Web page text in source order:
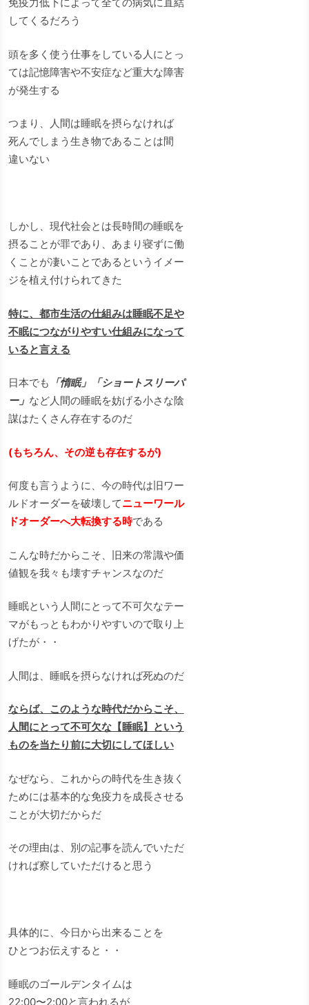
免疫力低下によって全ての病気に直結
してくるだろう
頭を多く使う仕事をしている人にとっ
ては記憶障害や不安症など重大な障害
が発生する
つまり、人間は睡眠を摂らなければ
死んでしまう生き物であることは間
違いない
しかし、現代社会とは長時間の睡眠を
摂ることが罪であり、あまり寝ずに働
くことが凄いことであるというイメー
ジを植え付けられてきた
特に、都市生活の仕組みは睡眠不足や
不眠につながりやすい仕組みになって
いると言える
日本でも
「惰眠」「ショートスリーパ
ー」 など人間の睡眠を妨げる小さな陰
謀はたくさん存在するのだ
(もちろん、その逆も存在するが)
何度も言うように、今の時代は旧ワー
ルドオーダーを破壊してニューワール
ドオーダーへ大転換する時である
こんな時だからこそ、旧来の常識や価
値観を我々も壊すチャンスなのだ
睡眠という人間にとって不可欠なテー
マがもっともわかりやすいので取り上
げたが・・
人間は、睡眠を摂らなければ死ぬのだ
ならば、このような時代だからこそ、
人間にとって不可欠な【睡眠】という
ものを当たり前に大切にしてほしい
なぜなら、これからの時代を生き抜く
ためには基本的な免疫力を成長させる
ことが大切だからだ
その理由は、別の記事を読んでいただ
ければ察していただけると思う
具体的に、今日から出来ることを
ひとつお伝えすると・・
睡眠のゴールデンタイムは
22:00〜2:00と言われるが